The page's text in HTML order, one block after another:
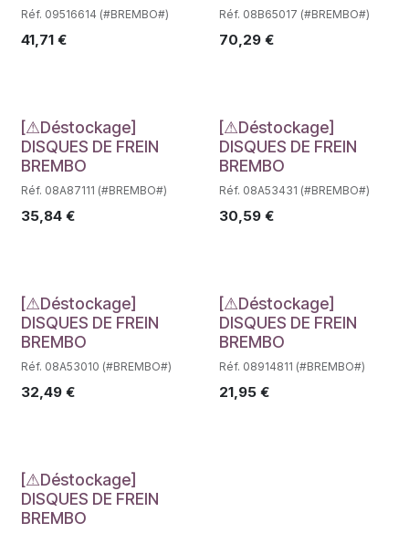
Réf. 09516614 (#BREMBO#)
41,71 €
Réf. 08B65017 (#BREMBO#)
70,29€
Déstockage
[⚠Déstockage]
DISQUES DE FREIN
BREMBO
Réf. 08A87111 (#BREMBO#)
35,84 €
Déstockage
[⚠Déstockage]
DISQUES DE FREIN
BREMBO
Réf. 08A53431 (#BREMBO#)
30,59€
Déstockage
[⚠Déstockage]
DISQUES DE FREIN
BREMBO
Réf. 08A53010 (#BREMBO#)
32,49 €
Déstockage
[⚠Déstockage]
DISQUES DE FREIN
BREMBO
Réf. 08914811 (#BREMBO#)
21,95€
Déstockage
[⚠Déstockage]
DISQUES DE FREIN
BREMBO